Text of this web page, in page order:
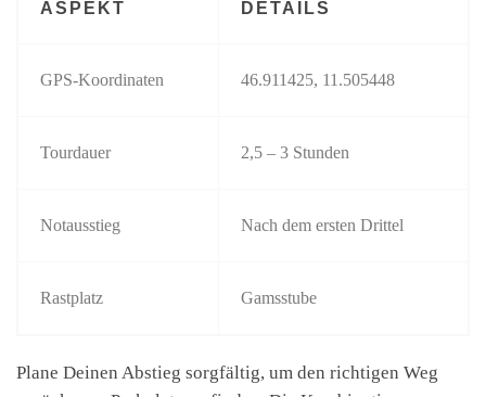
ASPEKT DETAILS
GPS-Koordinaten 46.911425, 11.505448
Tourdauer 2,5 – 3 Stunden
Notausstieg Nach dem ersten Drittel
Rastplatz Gamsstube
Plane Deinen Abstieg sorgfältig, um den richtigen Weg